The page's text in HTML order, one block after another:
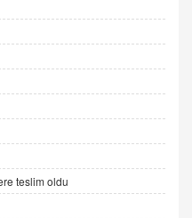
"Beraber Yürüyoruz"
teslim oldu